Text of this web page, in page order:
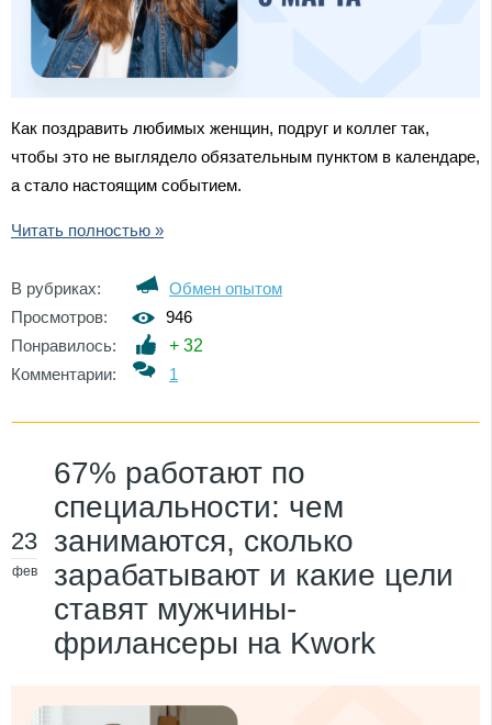
Как поздравить любимых женщин, подруг и коллег так,
чтобы это не выглядело обязательным пунктом в календаре,
а стало настоящим событием.
Читать полностью »
В рубриках:
Обмен опытом
Просмотров:
946
Понравилось:
+ 32
Комментарии:
1
23
фев
67% работают по
специальности: чем
занимаются, сколько
зарабатывают и какие цели
ставят мужчины-
фрилансеры на Kwork